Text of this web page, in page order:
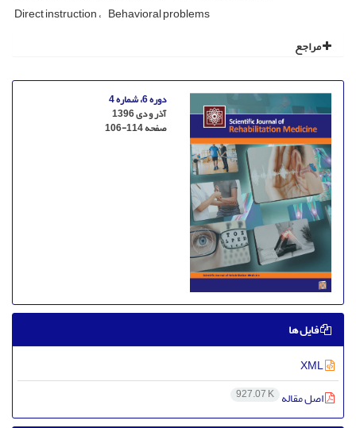
Direct instruction Behavioral problems
مراجع
دوره 6، شماره 4
آذر و دی 1396
صفحه106-114
فایل ها
اصل مقاله 927.07 K